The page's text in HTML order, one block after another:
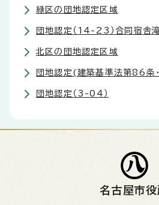
緑区の団地認定区域
団地認定（14-23）合同宿舎
北区の団地認定区域
団地認定(建築基準法第86条
団地認定（3-04）
名古屋市役